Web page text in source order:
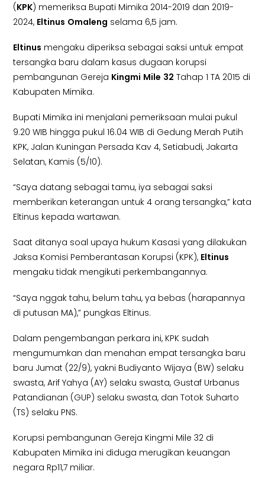
(KPK) memeriksa Bupati Mimika 2014-2019 dan 2019-
2024, Eltinus Omaleng selama 6,5 jam.
Eltinus mengaku diperiksa sebagai saksi untuk empat
tersangka baru dalam kasus dugaan korupsi
pembangunan Gereja Kingmi Mile 32 Tahap 1 TA 2015 di
Kabupaten Mimika.
Bupati Mimika ini menjalani pemeriksaan mulai pukul
9.20 WIB hingga pukul 16.04 WIB di Gedung Merah Putih
KPK, Jalan Kuningan Persada Kav 4, Setiabudi, Jakarta
Selatan, Kamis (5/10).
“Saya datang sebagai tamu, iya sebagai saksi
memberikan keterangan untuk 4 orang tersangka,” kata
Eltinus kepada wartawan.
Saat ditanya soal upaya hukum Kasasi yang dilakukan
Jaksa Komisi Pemberantasan Korupsi (KPK), Eltinus
mengaku tidak mengikuti perkembangannya.
“Saya nggak tahu, belum tahu, ya bebas (harapannya
di putusan MA),” pungkas Eltinus.
Dalam pengembangan perkara ini, KPK sudah
mengumumkan dan menahan empat tersangka baru
baru Jumat (22/9), yakni Budiyanto Wijaya (BW) selaku
swasta, Arif Yahya (AY) selaku swasta, Gustaf Urbanus
Patandianan (GUP) selaku swasta, dan Totok Suharto
(TS) selaku PNS.
Korupsi pembangunan Gereja Kingmi Mile 32 di
Kabupaten Mimika ini diduga merugikan keuangan
negara Rp11,7 miliar.